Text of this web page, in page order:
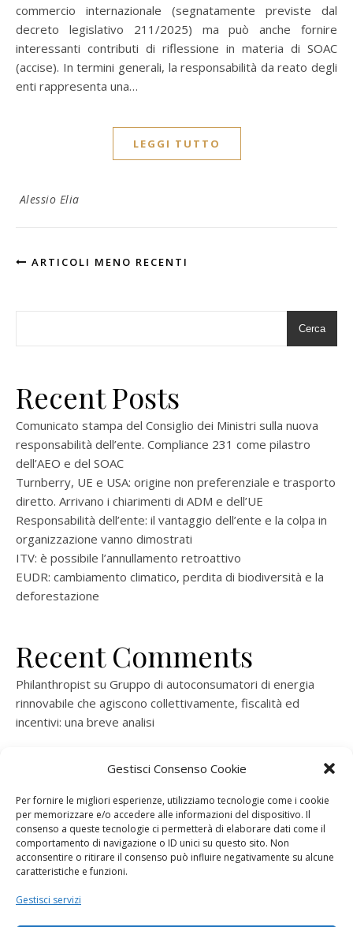
Gestisci Consenso Cookie
Per fornire le migliori esperienze, utilizziamo tecnologie come i cookie
per memorizzare e/o accedere alle informazioni del dispositivo. Il
consenso a queste tecnologie ci permetterà di elaborare dati come il
comportamento di navigazione o ID unici su questo sito. Non
acconsentire o ritirare il consenso può influire negativamente su alcune
caratteristiche e funzioni.
Gestisci servizi
commercio internazionale (segnatamente previste dal
decreto legislativo 211/2025) ma può anche fornire
interessanti contributi di riflessione in materia di SOAC
(accise). In termini generali, la responsabilità da reato degli
enti rappresenta una…
LEGGI TUTTO
Alessio Elia
ARTICOLI MENO RECENTI
Cerca
Recent Posts
Comunicato stampa del Consiglio dei Ministri sulla nuova
responsabilità dell’ente. Compliance 231 come pilastro
dell’AEO e del SOAC
Turnberry, UE e USA: origine non preferenziale e trasporto
diretto. Arrivano i chiarimenti di ADM e dell’UE
Responsabilità dell’ente: il vantaggio dell’ente e la colpa in
organizzazione vanno dimostrati
ITV: è possibile l’annullamento retroattivo
EUDR: cambiamento climatico, perdita di biodiversità e la
deforestazione
Recent Comments
Philanthropist su Gruppo di autoconsumatori di energia
rinnovabile che agiscono collettivamente, fiscalità ed
incentivi: una breve analisi
rinnovabile che agiscono collettivamente, fiscalità ed
ramatogelsuGruppo di autoconsumatori di energia
rinnovabile che agiscono collettivamente, fiscalità ed
incentivi: una breve analisi
consorzio per la produzione di energia elettrica